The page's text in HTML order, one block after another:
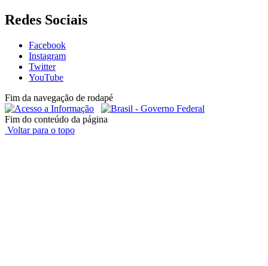
Redes Sociais
Facebook
Instagram
Twitter
YouTube
Fim da navegação de rodapé
Fim do conteúdo da página
Voltar para o topo